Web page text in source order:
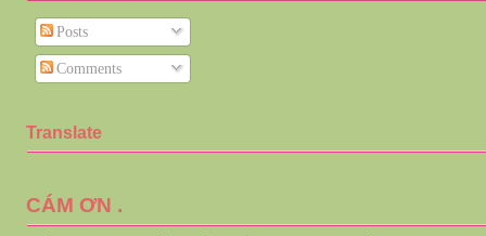
Posts
Comments
Translate
CÁM ƠN .